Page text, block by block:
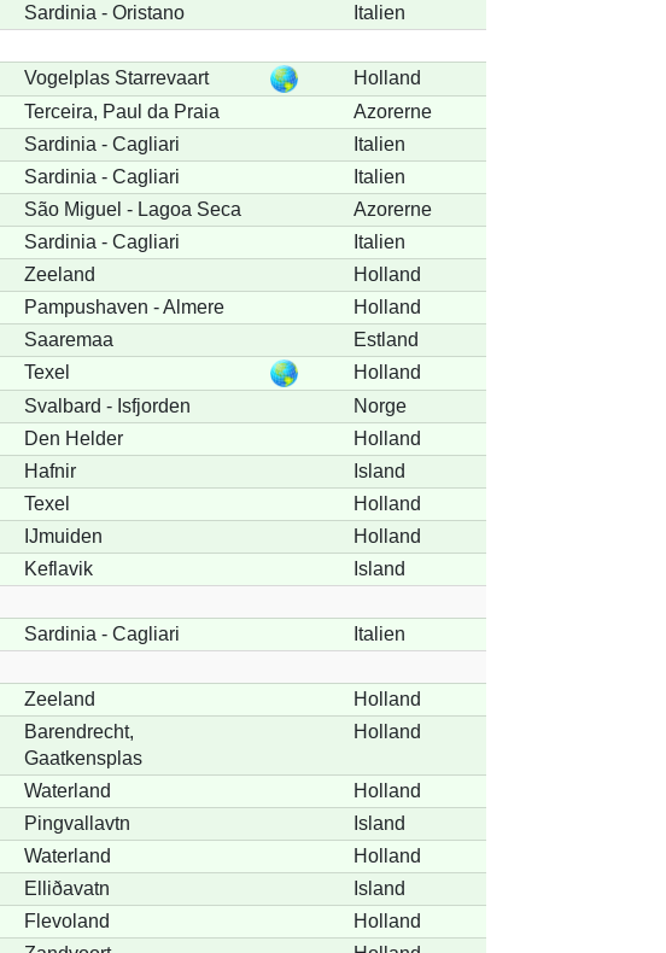
Sardinia - Oristano
Italien
Vogelplas Starrevaart
Holland
Terceira, Paul da Praia
Azorerne
Sardinia - Cagliari
Italien
Sardinia - Cagliari
Italien
São Miguel - Lagoa Seca
Azorerne
Sardinia - Cagliari
Italien
Zeeland
Holland
Pampushaven - Almere
Holland
Saaremaa
Estland
Texel
Holland
Svalbard - Isfjorden
Norge
Den Helder
Holland
Hafnir
Island
Texel
Holland
IJmuiden
Holland
Keflavik
Island
Sardinia - Cagliari
Italien
Zeeland
Holland
Barendrecht,
Gaatkensplas
Holland
Waterland
Holland
Pingvallavtn
Island
Waterland
Holland
Elliðavatn
Island
Flevoland
Holland